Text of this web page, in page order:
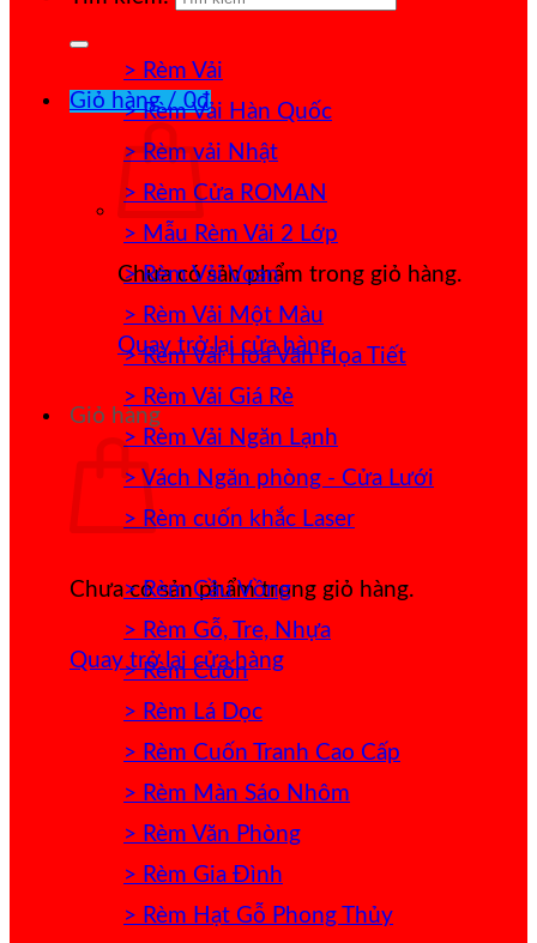
Giỏ hàng /0₫
Chưa có sản phẩm trong giỏ hàng.
Quay trở lại cửa hàng
Giỏ hàng
Chưa có sản phẩm trong giỏ hàng.
Quay trở lại cửa hàng
> Rèm Vải
> Rèm Vải Hàn Quốc
> Rèm vải Nhật
> Rèm Cửa ROMAN
> Mẫu Rèm Vải 2 Lớp
> Rèm Vải Voan
> Rèm Vải Một Màu
> Rèm Vải Hoa Văn Họa Tiết
> Rèm Vải Giá Rẻ
> Rèm Vải Ngăn Lạnh
> Vách Ngăn phòng - Cửa Lưới
> Rèm cuốn khắc Laser
> Rèm Cầu Vồng
> Rèm Gỗ, Tre, Nhựa
> Rèm Cuốn
> Rèm Lá Dọc
> Rèm Cuốn Tranh Cao Cấp
> Rèm Màn Sáo Nhôm
> Rèm Văn Phòng
> Rèm Gia Đình
> Rèm Hạt Gỗ Phong Thủy